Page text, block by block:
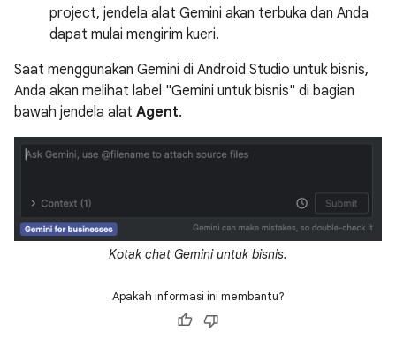
project, jendela alat Gemini akan terbuka dan Anda
dapat mulai mengirim kueri.
Saat menggunakan Gemini di Android Studio untuk bisnis,
Anda akan melihat label "Gemini untuk bisnis" di bagian
bawah jendela alat Agent.
Kotak chat Gemini untuk bisnis.
Apakah informasi ini membantu?